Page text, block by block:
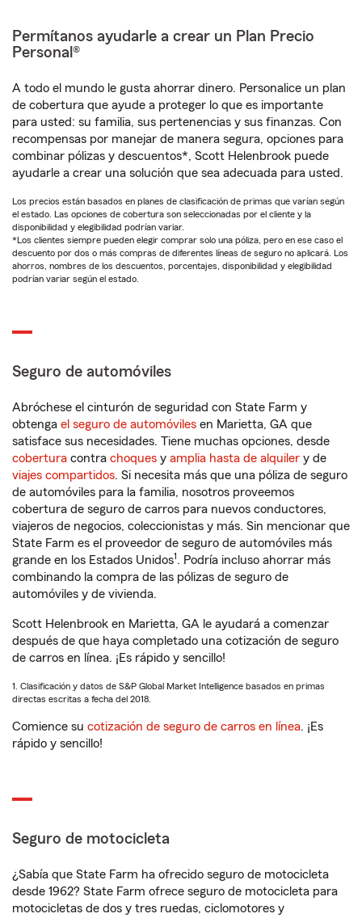
Permítanos ayudarle a crear un Plan Precio
Personal®
A todo el mundo le gusta ahorrar dinero. Personalice un plan
de cobertura que ayude a proteger lo que es importante
para usted: su familia, sus pertenencias y sus finanzas. Con
recompensas por manejar de manera segura, opciones para
combinar pólizas y descuentos*, Scott Helenbrook puede
ayudarle a crear una solución que sea adecuada para usted.
Los precios están basados en planes de clasificación de primas que varían según
el estado. Las opciones de cobertura son seleccionadas por el cliente y la
disponibilidad y elegibilidad podrían variar.
*Los clientes siempre pueden elegir comprar solo una póliza, pero en ese caso el
descuento por dos o más compras de diferentes líneas de seguro no aplicará. Los
ahorros, nombres de los descuentos, porcentajes, disponibilidad y elegibilidad
podrían variar según el estado.
Seguro de automóviles
Abróchese el cinturón de seguridad con State Farm y
obtenga el seguro de automóviles en Marietta, GA que
satisface sus necesidades. Tiene muchas opciones, desde
cobertura contra choques y amplia hasta de alquiler y de
viajes compartidos. Si necesita más que una póliza de seguro
de automóviles para la familia, nosotros proveemos
cobertura de seguro de carros para nuevos conductores,
viajeros de negocios, coleccionistas y más. Sin mencionar que
State Farm es el proveedor de seguro de automóviles más
grande en los Estados Unidos1 . Podría incluso ahorrar más
combinando la compra de las pólizas de seguro de
automóviles y de vivienda.
Scott Helenbrook en Marietta, GA le ayudará a comenzar
después de que haya completado una cotización de seguro
de carros en línea. ¡Es rápido y sencillo!
1. Clasificación y datos de S&P Global Market Intelligence basados en primas
directas escritas a fecha del 2018.
Comience su cotización de seguro de carros en línea. ¡Es
rápido y sencillo!
Seguro de motocicleta
¿Sabía que State Farm ha ofrecido seguro de motocicleta
desde 1962? State Farm ofrece seguro de motocicleta para
motocicletas de dos y tres ruedas, ciclomotores y